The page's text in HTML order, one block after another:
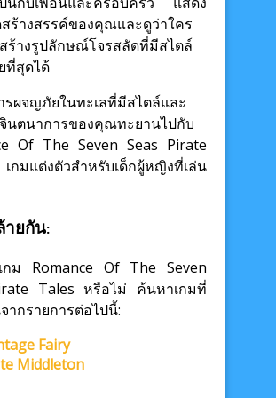
ร้างสรรค์ของคุณและดูว่าใคร
ร้างรูปลักษณ์โจรสลัดที่มีสไตล์
ที่สุดได้
รผจญภัยในทะเลที่มีสไตล์และ
นตนาการของคุณทะยานไปกับ
Of The Seven Seas Pirate
กมแต่งตัวสำหรับเด็กผู้หญิงที่เล่น
ายกัน:
ม Romance Of The Seven
Tales หรือไม่ ค้นหาเกมที่
ากรายการต่อไปนี้:
Fairy
Middleton